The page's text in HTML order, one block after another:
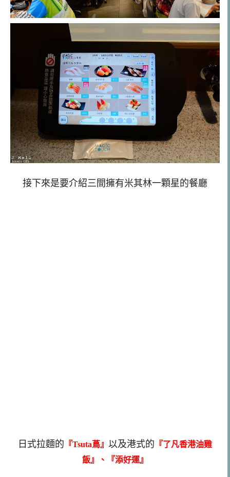
接下來是要介紹三間擁有米其林一顆星的餐廳
日式拉麵的 『Tsuta蔦』 以及港式的 『了凡香港油雞
飯』、
『添好運』